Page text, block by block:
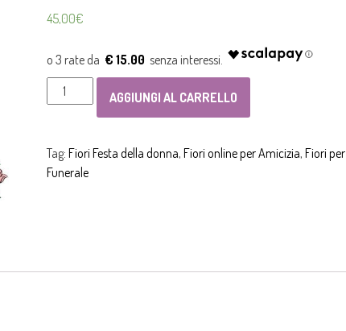
45,00€
€ 15.00
Bouquet
di
sfumature
violacee
AGGIUNGI AL CARRELLO
Tag:Fiori Festa della donna,Fiori online per Amicizia,Fiori per
Funerale